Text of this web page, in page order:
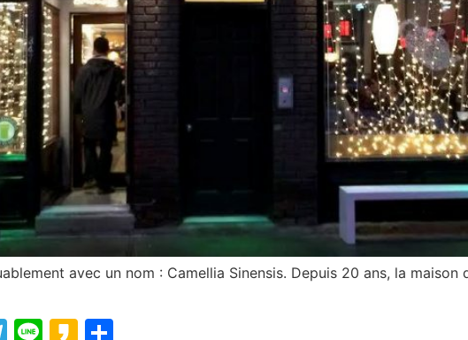
avec un nom : Camellia Sinensis. Depuis 20 ans, la
Telegram
LineKakao